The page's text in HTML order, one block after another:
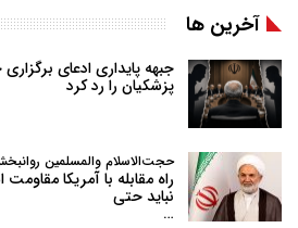
آخرین ها
جبهه پایداری ادعای
پزشکیان را رد کرد
حجت‌الاسلام والمسلمین
راه مقابله با آمریکا
نباید حتی
…